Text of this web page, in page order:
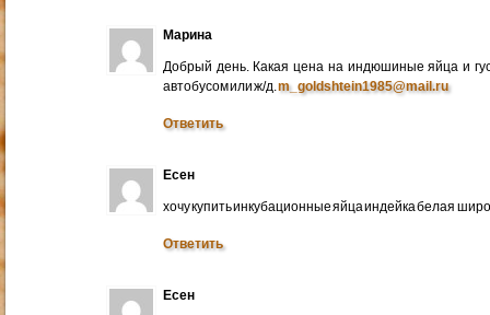
Марина
Добрый день. Какая цена на индюшиные яйца и
автобусом или ж/д.m_goldshtein1985@mail.ru
Ответить
Есен
хочу купить инкубационные яйца индейка белая
Ответить
Есен